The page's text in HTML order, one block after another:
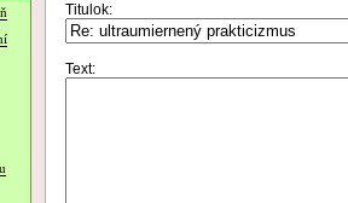
Titulok:
Text: